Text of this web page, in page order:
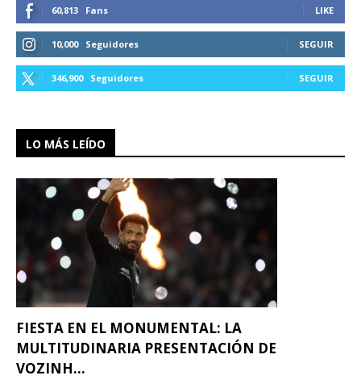
60,813 Fans LIKE
10,000 Seguidores SEGUIR
346,900 Seguidores SEGUIR
LO MÁS LEÍDO
FIESTA EN EL MONUMENTAL: LA
MULTITUDINARIA PRESENTACIÓN DE
VOZINH...